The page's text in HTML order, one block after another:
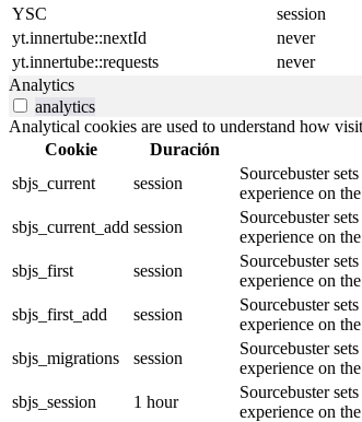
YSC
session
yt.innertube::nextId
never
yt.innertube::requests
never
Analytics
analytics
Analytical cookies are used to understand how
Cookie
Duración
sbjs_current
session
Sourcebuster
experience on
sbjs_current_add session
Sourcebuster
experience on
sbjs_first
session
Sourcebuster
experience on
sbjs_first_add
session
Sourcebuster
experience on
sbjs_migrations
session
Sourcebuster
experience on
sbjs_session
1 hour
Sourcebuster
experience on